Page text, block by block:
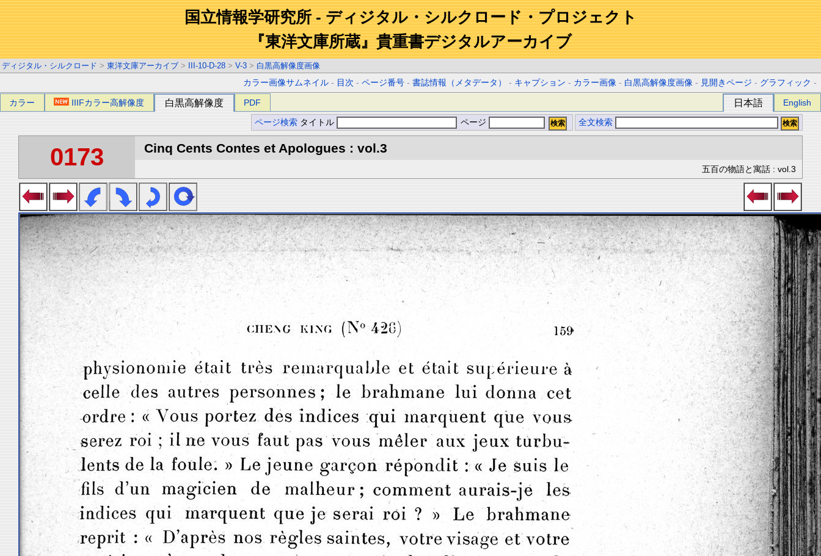
国立情報学研究所 - ディジタル・シルクロード・プロジェクト
『東洋文庫所蔵』貴重書デジタルアーカイブ
ディジタル・シルクロード > 東洋文庫アーカイブ > III-10-D-28 > V-3 > 白黒高解像度画像
カラー画像サムネイル - 目次 -ページ番号 -書誌情報（メタデータ） - キャプション - カラー画像 - 白黒高解像度画像 - 見開きページ - グラフィック -
カラー IIIFカラー高解像度 白黒高解像度 PDF 日本語 English
ページ検索 タイトル ページ 全文検索
0173 Cinq Cents Contes et Apologues : vol.3
五百の物語と寓話 : vol.3